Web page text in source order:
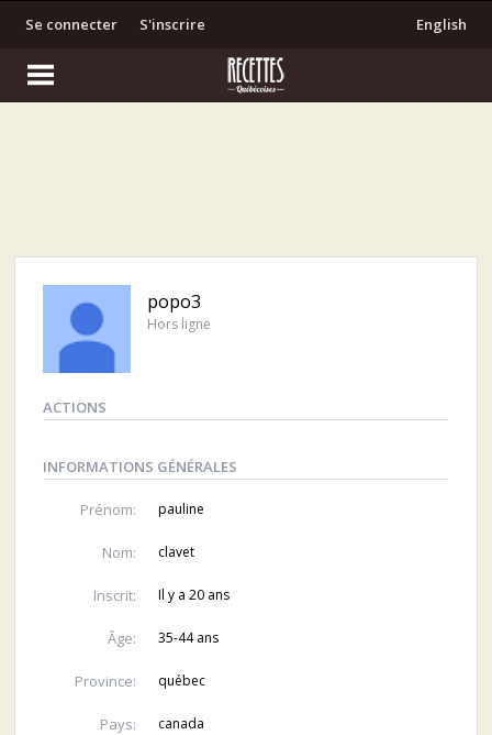
S'inscrire
Se connecter English
popo3
Hors ligne
ACTIONS
INFORMATIONS GÉNÉRALES
Prénom: pauline
Nom: clavet
Inscrit: Il y a 20 ans
Âge: 35-44 ans
Province: québec
Pays: canada